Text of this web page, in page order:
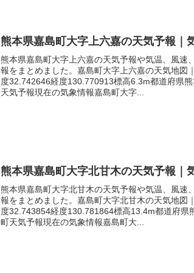
熊本県嘉島町大字上六嘉の天気予報｜
熊本県嘉島町大字上六嘉の天気予報や気温、風速
報をまとめました。嘉島町大字上六嘉の天気地図
度32.742646経度130.770913標高6.3m都道府県
天気予報現在の気象情報嘉島町大字...
熊本県嘉島町大字北甘木の天気予報｜
熊本県嘉島町大字北甘木の天気予報や気温、風速
報をまとめました。嘉島町大字北甘木の天気地図
度32.743854経度130.781864標高13.4m都道府県
町天気予報現在の気象情報嘉島町大...